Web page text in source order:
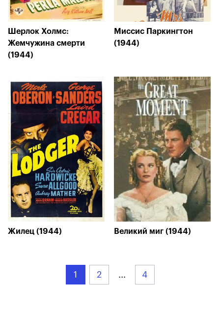
Шерлок Холмс:
Жемчужина смерти
(1944)
Миссис Паркингтон
(1944)
Жилец (1944) Великий миг (1944)
1 2 ... 4